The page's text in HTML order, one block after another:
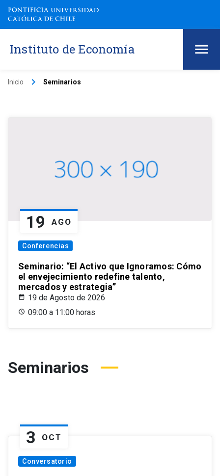
Instituto de Economía
Inicio keyboard_arrow_right Seminarios
19 AGO
Conferencias
Seminario: “El Activo que Ignoramos: Cómo
el envejecimiento redefine talento,
mercados y estrategia”
19 de Agosto de 2026
09:00 a 11:00 horas
Seminarios
3 OCT
Conversatorio